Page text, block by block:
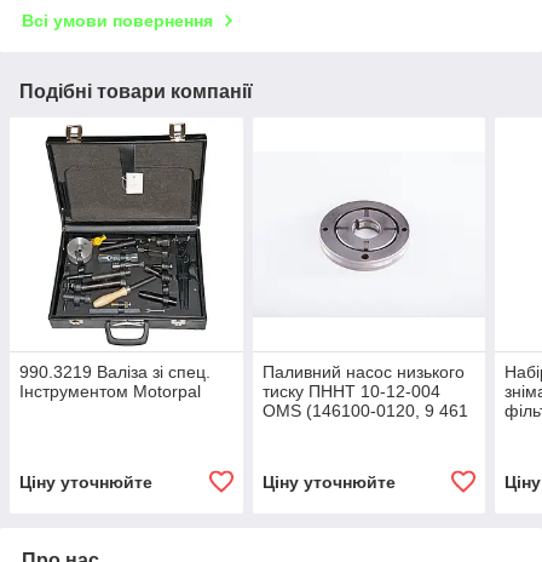
Всі умови повернення
Подібні товари компанії
990.3219 Валіза зі спец.
Інструментом Motorpal
Ціну уточнюйте
Паливний насос низького
тиску ПННТ 10-12-004
OMS (146100-0120, 9 461
Ціну уточнюйте